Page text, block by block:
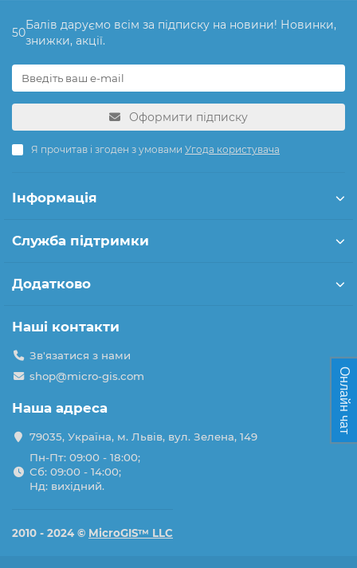
50
Балів даруємо всім за підписку на новини! Новинки,
знижки, акції.
Оформити підписку
Я прочитав і згоден з умовами Угода користувача
Інформація
Служба підтримки
Додатково
Наші контакти
Зв'язатися з нами
shop@micro-gis.com
Наша адреса
79035, Україна, м. Львів, вул. Зелена, 149
Пн-Пт: 09:00 - 18:00;
Сб: 09:00 - 14:00;
Нд: вихідний.
2010 - 2024 © MicroGIS™ LLC
Онлайн чат